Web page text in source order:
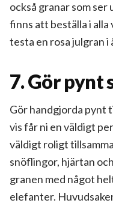
också granar som
finns att beställa i
testa en rosa julgran i
7. Gör pynt
Gör handgjorda pynt
vis får ni en väldigt
väldigt roligt
snöflingor, hjärtan
granen med något
elefanter.